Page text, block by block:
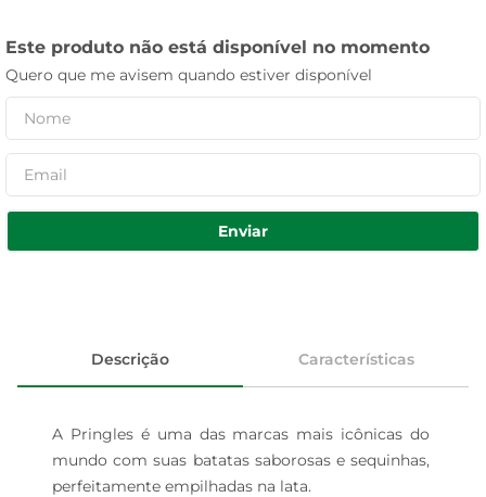
Este produto não está disponível no momento
Quero que me avisem quando estiver disponível
Enviar
Descrição Características
A Pringles é uma das marcas mais icônicas do
mundo com suas batatas saborosas e sequinhas,
perfeitamente empilhadas na lata.